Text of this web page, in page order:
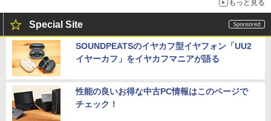
もっと見る
Special Site
SOUNDPEATSのイヤカフ型イヤフォン「UU2
イヤーカフ」をイヤカフマニアが語る
性能の良いお得な中古PC情報はこのページで
チェック！